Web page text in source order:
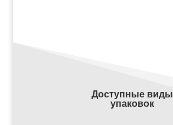
Доступные виды
упаковок